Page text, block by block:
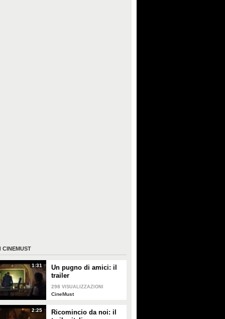
CINEMUST
1:31
Un pugno di amici: il
trailer
298 VISUALIZZAZIONI
CineMust
2:25
Ricomincio da noi: il